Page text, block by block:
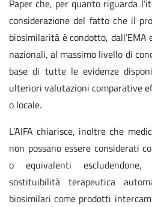
Paper che, per quanto riguarda
considerazione del fatto che il
biosimilarità è condotto,
nazionali, al massimo livello di
base di tutte le evidenze
ulteriori valutazioni comparative
o locale.
L’AIFA chiarisce, inoltre che
non possano essere considerati
o equivalenti
sostituibilità terapeutica
biosimilari come prodotti